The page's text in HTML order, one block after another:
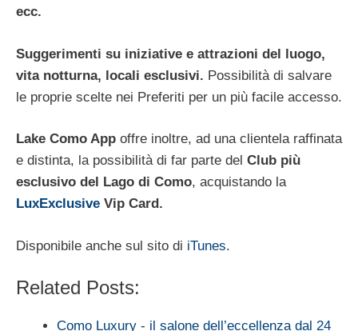
ecc.
Suggerimenti su iniziative e attrazioni del luogo,
vita notturna, locali esclusivi. Possibilità di salvare
le proprie scelte nei Preferiti per un più facile accesso.
Lake Como App offre inoltre, ad una clientela raffinata
e distinta, la possibilità di far parte del Club più
esclusivo del Lago di Como, acquistando la
LuxExclusive Vip Card.
Disponibile anche sul sito di iTunes.
Related Posts:
Como Luxury - il salone dell’eccellenza dal 24